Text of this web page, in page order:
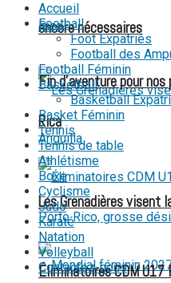
encore nécessaires
Les Grenadières visent
Fin d’aventure pour
Rica
Éliminatoires CDM
Accueil
Football
Foot Expatriés
Football des
Football Féminin
Basketball
Basketball
Basket Féminin
Tennis
Tennis de table
Athlétisme
Boxe
Cyclisme
Judo
Karaté
Natation
Volleyball
Contactez-nous